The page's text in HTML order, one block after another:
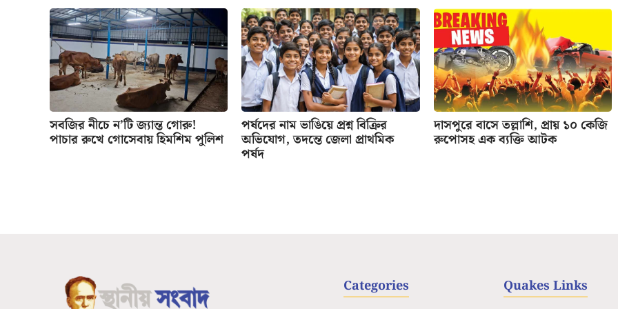
সবজির নীচে ন’টি জ্যান্ত গোরু!
পাচার রুখে গোসেবায় হিমশিম পুলিশ
পর্ষদের নাম ভাঙিয়ে প্রশ্ন বিক্রির
অভিযোগ, তদন্তে জেলা প্রাথমিক
পর্ষদ
দাসপুরে বাসে তল্লাশি, প্রায় ১০ কেজি
রুপোসহ এক ব্যক্তি আটক
Categories Quakes Links